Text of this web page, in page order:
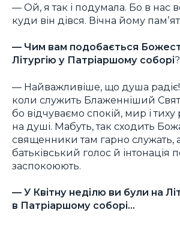
— Ой, я так і подумала. Бо в нас
куди він дівся. Вічна йому
— Чим вам подобається
Літургію у Патріаршому соборі?
— Найважливіше, що душа
коли служить Блаженніший
бо відчуваємо спокій, мир і тиху
на душі. Мабуть, так сходить
священники там гарно служать,
батьківський голос й інтонація
заспокоюють.
— У Квітну неділю ви були на
в Патріаршому соборі…